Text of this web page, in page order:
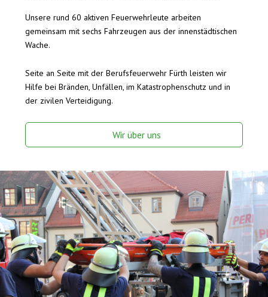
Unsere rund 60 aktiven Feuerwehrleute arbeiten
gemeinsam mit sechs Fahrzeugen aus der innenstädtischen
Wache.
Seite an Seite mit der Berufsfeuerwehr Fürth leisten wir
Hilfe bei Bränden, Unfällen, im Katastrophenschutz und in
der zivilen Verteidigung.
Wir über uns